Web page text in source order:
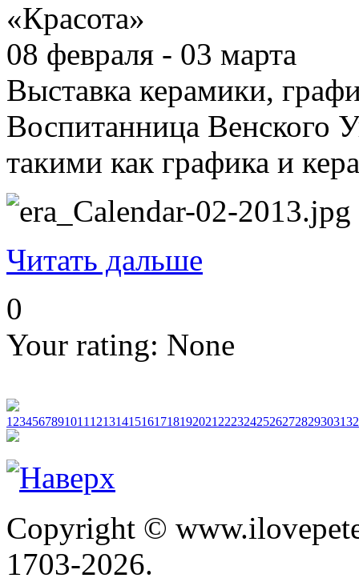
«Красота»
08 февраля - 03 марта
Выставка керамики,
Воспитанница Венского
такими как графика и
Читать дальше
0
Your rating: None
1234567891011121314151617181920212223242526272829303132
Copyright ©
1703-2026.